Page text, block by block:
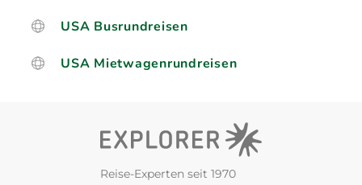
USA Busrundreisen
USA Mietwagenrundreisen
Reise-Experten seit 1970